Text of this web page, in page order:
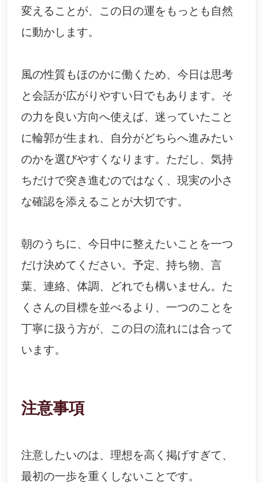
変えることが、この日の運をもっとも自然
に動かします。
風の性質もほのかに働くため、今日は思考
と会話が広がりやすい日でもあります。そ
の力を良い方向へ使えば、迷っていたこと
に輪郭が生まれ、自分がどちらへ進みたい
のかを選びやすくなります。ただし、気持
ちだけで突き進むのではなく、現実の小さ
な確認を添えることが大切です。
朝のうちに、今日中に整えたいことを一つ
だけ決めてください。予定、持ち物、言
葉、連絡、体調、どれでも構いません。た
くさんの目標を並べるより、一つのことを
丁寧に扱う方が、この日の流れには合って
います。
注意事項
注意したいのは、理想を高く掲げすぎて、
最初の一歩を重くしないことです。